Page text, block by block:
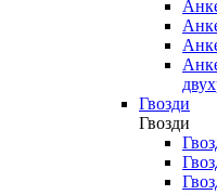
Гвозди
Гвозди